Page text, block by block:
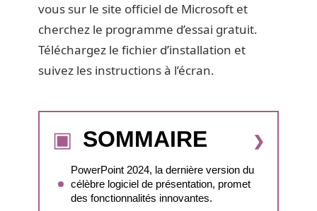
vous sur le site officiel de Microsoft et
cherchez le programme d’essai gratuit.
Téléchargez le fichier d’installation et
suivez les instructions à l’écran.
SOMMAIRE
PowerPoint 2024, la dernière version du
célèbre logiciel de présentation, promet
des fonctionnalités innovantes.